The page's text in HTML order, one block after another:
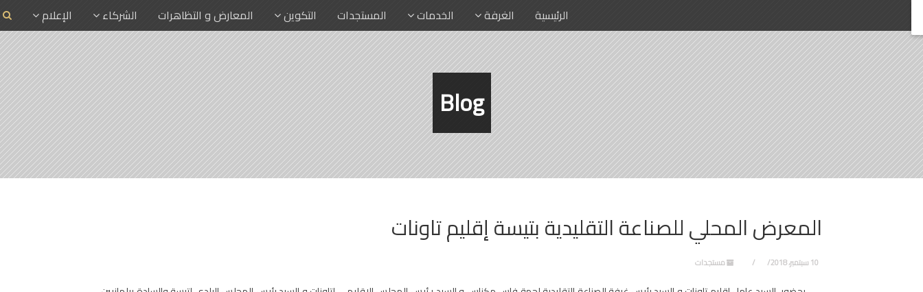
الرئيسية الغرفة الخدمات المستجدات التكوين المعارض و التظاهرات الشركاء الإعلام
Blog
المعرض المحلي للصناعة التقليدية بتيسة إقليم تاونات
10 سبتمبر، 2018 مستجدات